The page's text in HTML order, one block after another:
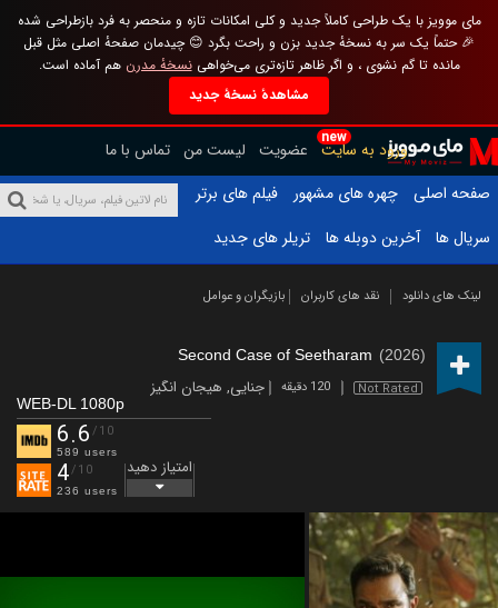
مای موویز با یک طراحی کاملاً جدید و کلی امکانات تازه و منحصر به فرد بازطراحی شده
🎉 حتماً یک سر به نسخهٔ جدید بزن و راحت بگرد 😊 چیدمان صفحهٔ اصلی مثل قبل
مانده تا گم نشوی ، و اگر ظاهر تازه‌تری می‌خواهینسخهٔ مدرن هم آماده است.
مشاهدهٔ نسخهٔ جدید
new
ورود به سایت عضویت لیست من تماس با ما
صفحه اصلی
چهره های مشهور
فیلم های برتر
سریال ها
آخرین دوبله ها تریلر های جدید
لینک های دانلود نقد های کاربران بازیگران و عوامل
Second Case of Seetharam (2026)
Not Rated 120 دقیقه جنایی, هیجان انگیز
WEB-DL 1080p
6.6 /10
589 users
4/10
236 users
امتیاز دهید